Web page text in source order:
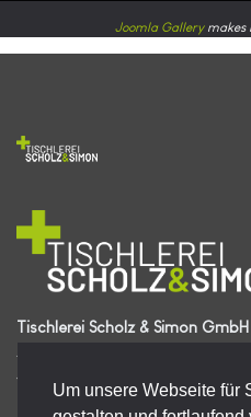
Um unsere Webseite für
Joomla Gallerymakes
Tischlerei Scholz & Simon
49413 Dinklage